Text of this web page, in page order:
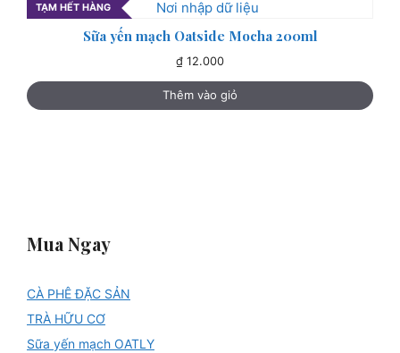
TẠM HẾT HÀNG
Sữa yến mạch Oatside Mocha 200ml
₫ 12.000
Thêm vào giỏ
Mua Ngay
CÀ PHÊ ĐẶC SẢN
TRÀ HỮU CƠ
Sữa yến mạch OATLY